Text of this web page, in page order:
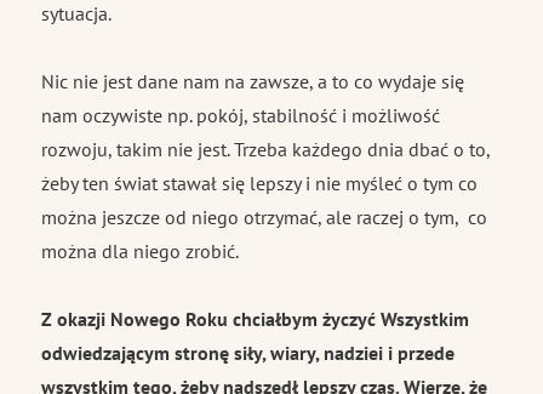
sytuacja.
Nic nie jest dane nam na zawsze, a to co wydaje się
nam oczywiste np. pokój, stabilność i możliwość
rozwoju, takim nie jest. Trzeba każdego dnia dbać o to,
żeby ten świat stawał się lepszy i nie myśleć o tym co
można jeszcze od niego otrzymać, ale raczej o tym, co
można dla niego zrobić.
Z okazji Nowego Roku chciałbym życzyć Wszystkim
odwiedzającym stronę siły, wiary, nadziei i przede
wszystkim tego, żeby nadszedł lepszy czas. Wierzę, że